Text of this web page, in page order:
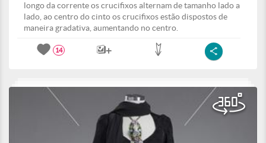
longo da corrente os crucifixos alternam de tamanho lado a
lado, ao centro do cinto os crucifixos estão dispostos de
maneira gradativa, aumentando no centro.
14